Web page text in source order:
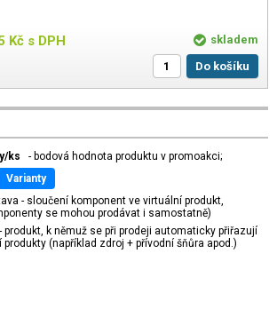
Kč s DPH
skladem
Do košíku
ks
- bodová hodnota produktu v promoakci;
varianty
- sloučení komponent ve virtuální produkt,
se mohou prodávat i samostatně)
produkt, k němuž se při prodeji automaticky přiřazují
produkty (například zdroj + přívodní šňůra apod.)